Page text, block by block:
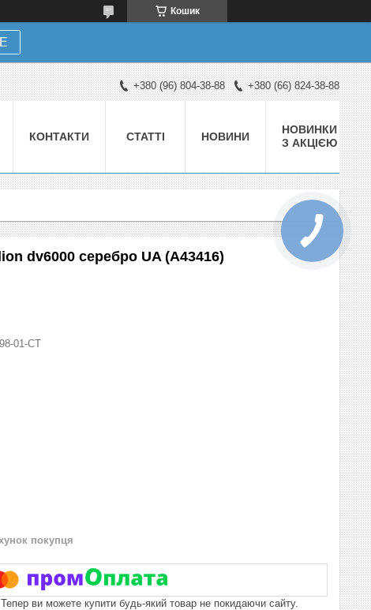
Кошик
+380 (96) 804-38-88 +380 (66) 824-38-88
КОНТАКТИ СТАТТІ НОВИНИ
НОВИНКИ
З АКЦІЄЮ
dv6000 серебро UA (A43416)
01-СТ
покупця
Тепер ви можете купити будь-який товар не покидаючи сайту.